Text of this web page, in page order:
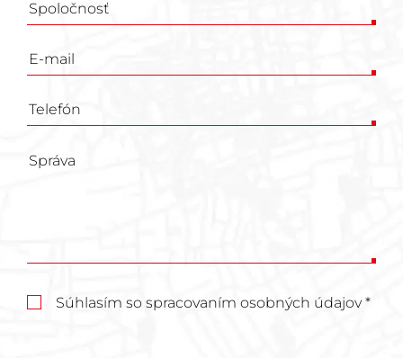
Súhlasím so spracovaním osobných údajov *